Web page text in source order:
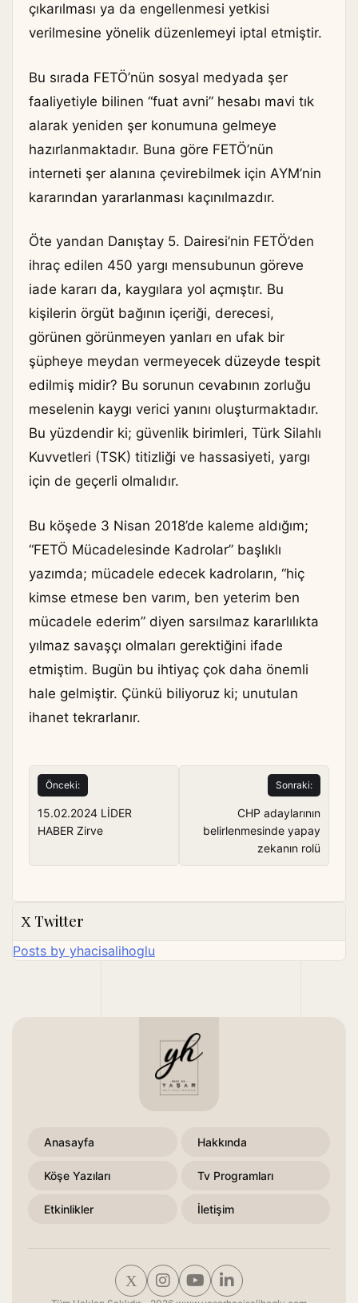
çıkarılması ya da engellenmesi yetkisi
verilmesine yönelik düzenlemeyi iptal etmiştir.
Bu sırada FETÖ’nün sosyal medyada şer
faaliyetiyle bilinen “fuat avni” hesabı mavi tık
alarak yeniden şer konumuna gelmeye
hazırlanmaktadır. Buna göre FETÖ’nün
interneti şer alanına çevirebilmek için AYM’nin
kararından yararlanması kaçınılmazdır.
Öte yandan Danıştay 5. Dairesi’nin FETÖ’den
ihraç edilen 450 yargı mensubunun göreve
iade kararı da, kaygılara yol açmıştır. Bu
kişilerin örgüt bağının içeriği, derecesi,
görünen görünmeyen yanları en ufak bir
şüpheye meydan vermeyecek düzeyde tespit
edilmiş midir? Bu sorunun cevabının zorluğu
meselenin kaygı verici yanını oluşturmaktadır.
Bu yüzdendir ki; güvenlik birimleri, Türk Silahlı
Kuvvetleri (TSK) titizliği ve hassasiyeti, yargı
için de geçerli olmalıdır.
Bu köşede 3 Nisan 2018’de kaleme aldığım;
“FETÖ Mücadelesinde Kadrolar” başlıklı
yazımda; mücadele edecek kadroların, “hiç
kimse etmese ben varım, ben yeterim ben
mücadele ederim” diyen sarsılmaz kararlılıkta
yılmaz savaşçı olmaları gerektiğini ifade
etmiştim. Bugün bu ihtiyaç çok daha önemli
hale gelmiştir. Çünkü biliyoruz ki; unutulan
ihanet tekrarlanır.
Yazı
gezinmesi
Önceki:
15.02.2024 LİDER
HABER Zirve
Sonraki:
CHP adaylarının
belirlenmesinde yapay
zekanın rolü
Twitter
Posts by yhacisalihoglu
Anasayfa Hakkında
Köşe Yazıları Tv Programları
Etkinlikler İletişim